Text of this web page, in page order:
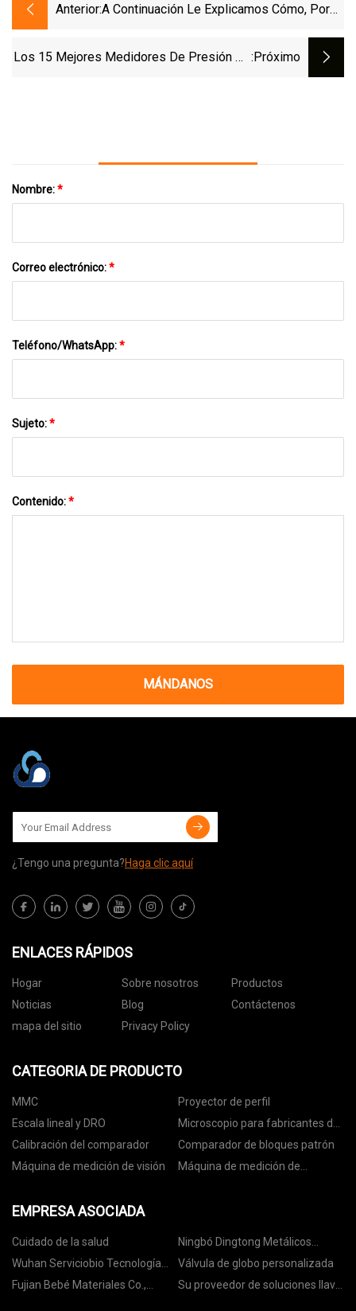
Anterior:A Continuación Le Explicamos Cómo, Por
Para La Temporada De Conservación De
Los 15 Mejores Medidores De Presión De :próximo
Nombre:*
Correo electrónico:*
Teléfono/WhatsApp:*
Sujeto:*
Contenido:*
MÁNDANOS
¿Tengo una pregunta?Haga clic aquí
ENLACES RÁPIDOS
Hogar Sobre nosotros
Productos
Noticias
Blog
Contáctenos
mapa del sitio
Privacy Policy
CATEGORIA DE PRODUCTO
MMC
Proyector de perfil
Escala lineal y DRO
Microscopio para fabricantes de
herramientas
Calibración del comparador
Comparador de bloques patrón
Máquina de medición de visión
Máquina de medición de
EMPRESA ASOCIADA
Cuidado de la salud
Ningbó Dingtong Metálicos
Productos Co., Limitado
Wuhan Serviciobio Tecnología
Co., Limitado.
Válvula de globo personalizada
Fujian Bebé Materiales Co.,
Su proveedor de soluciones llave